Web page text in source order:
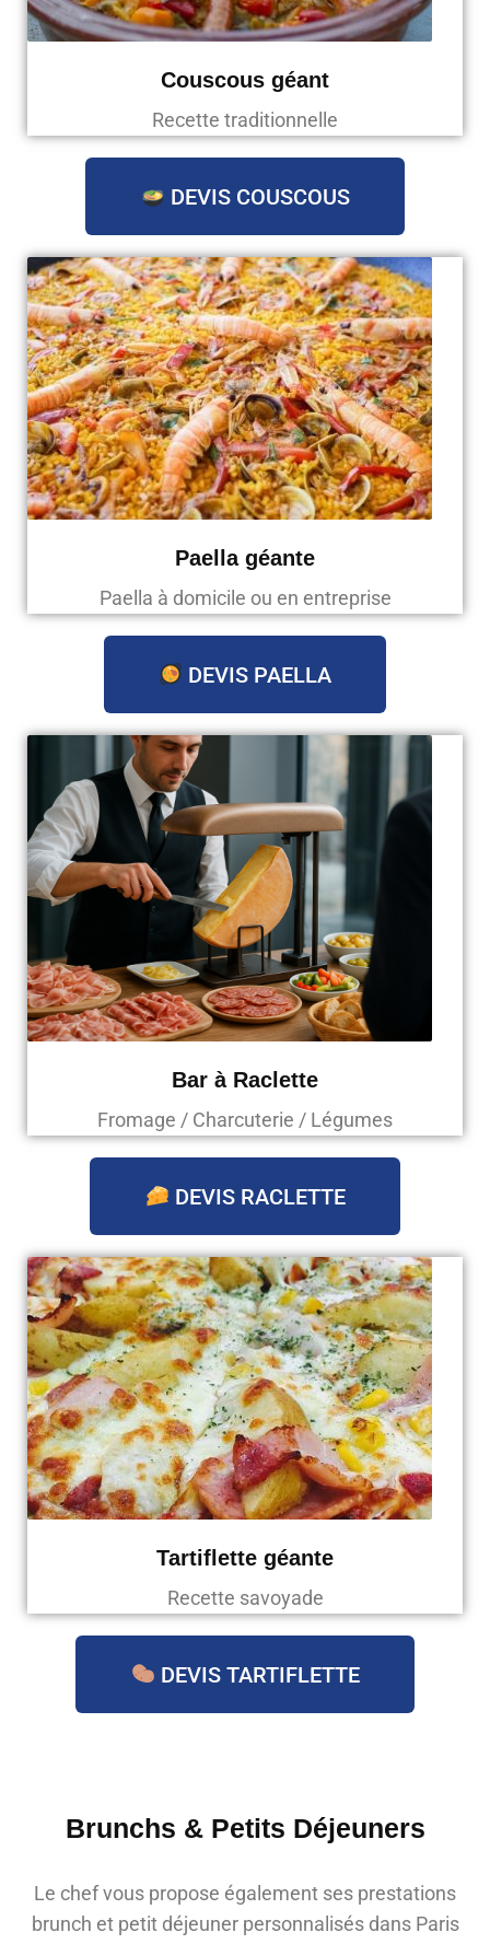
Couscous géant
Recette traditionnelle
DEVIS COUSCOUS
Paella géante
Paella à domicile ou en entreprise
DEVIS PAELLA
Bar à Raclette
Fromage / Charcuterie / Légumes
DEVIS RACLETTE
Tartiflette géante
Recette savoyade
DEVIS TARTIFLETTE
Brunchs & Petits Déjeuners
Le chef vous propose également ses prestations
brunch et petit déjeuner personnalisés dans Paris